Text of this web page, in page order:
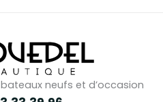
neufs et d’occasion